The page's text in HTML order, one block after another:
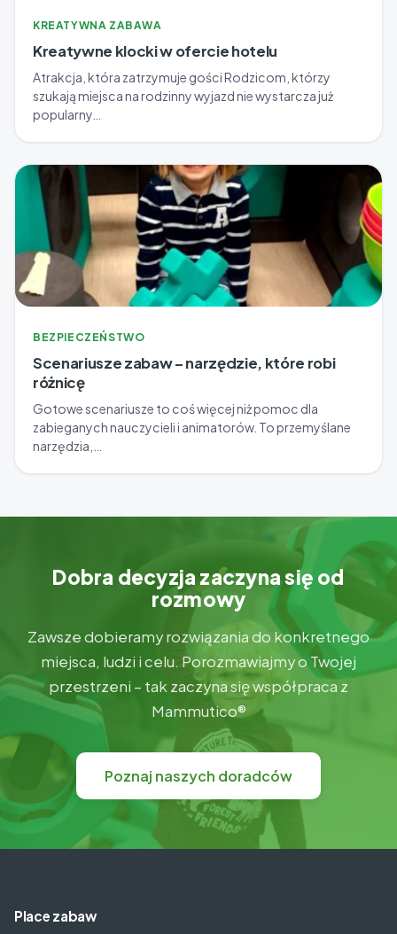
KREATYWNA ZABAWA
Kreatywne klocki w ofercie hotelu
Atrakcja, która zatrzymuje gości Rodzicom, którzy
szukają miejsca na rodzinny wyjazd nie wystarcza już
popularny…
BEZPIECZEŃSTWO
Scenariusze zabaw – narzędzie, które robi
różnicę
Gotowe scenariusze to coś więcej niż pomoc dla
zabieganych nauczycieli i animatorów. To przemyślane
narzędzia,…
Dobra decyzja zaczyna się od
rozmowy
Zawsze dobieramy rozwiązania do konkretnego
miejsca, ludzi i celu. Porozmawiajmy o Twojej
przestrzeni – tak zaczyna się współpraca z
Mammutico®
Poznaj naszych doradców
Place zabaw